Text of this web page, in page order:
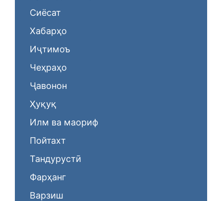
Сиёсат
Хабарҳо
Иҷтимоъ
Чеҳраҳо
Ҷавонон
Ҳуқуқ
Илм ва маориф
Пойтахт
Тандурустӣ
Фарҳанг
Варзиш